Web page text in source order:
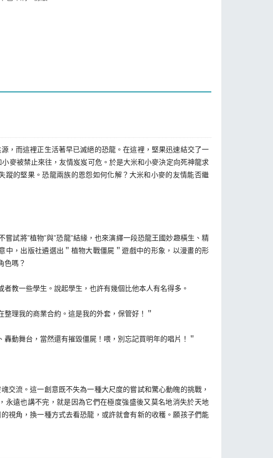
而這裡正生活著早已滅絕的恐龍。在這裡，堅果迅速結交了一
麥被禁止來往，友情岌岌可危。於是大米和小麥決定向死神龍求
的堅果。恐龍兩族的恩怨如何化解？大米和小麥的友情能否繼
試將”植物”與”恐龍”結緣，也來演繹一段恐龍王國妙趣橫生、精
，出版社遴選出＂植物大戰僵屍＂遊戲中的形象，以漫畫的形
色嗎？
教一些學生。說起學生，也許有幾個比他本人有名得多。
理我的商業合約。這是我的外套，保管好！＂
動舞台，當然還有摧毀僵屍！喂，別忘記買明年的唱片！＂
流。這一創意既不失為一種大尺度的嘗試和驚心動魄的挑戰，
遠也講不完，就是因為它們在極度強盛後又莫名地消失於天地
視角，換一種方式去看恐龍，或許就會有新的收穫。願孩子們能